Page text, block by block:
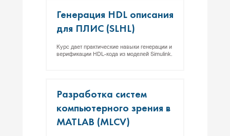
Ге­нера­ция HDL опи­сания
для ПЛИС (SLHL)
Курс дает практические навыки генерации и
верификации HDL-кода из моделей Simulink.
Раз­ра­бот­ка сис­тем
компь­ютер­но­го зре­ния в
MATLAB (MLCV)